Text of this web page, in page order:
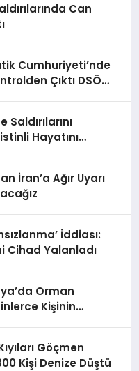
Can
Cumhuriyeti’nde
Çıktı DSÖ
Saldırılarını
Hayatını
İran’a Ağır Uyarı
İddiası:
Cihad Yalanladı
Orman
Kişinin
Göçmen
Kişi Denize Düştü